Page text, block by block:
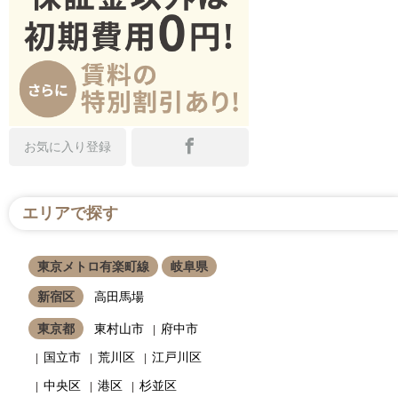
お気に入り登録
エリアで探す
東京メトロ有楽町線 岐阜県
新宿区 高田馬場
東京都 東村山市
府中市
国立市
荒川区
江戸川区
中央区
港区
杉並区